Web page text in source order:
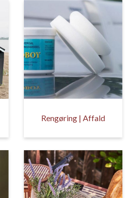
Rengøring | Affald